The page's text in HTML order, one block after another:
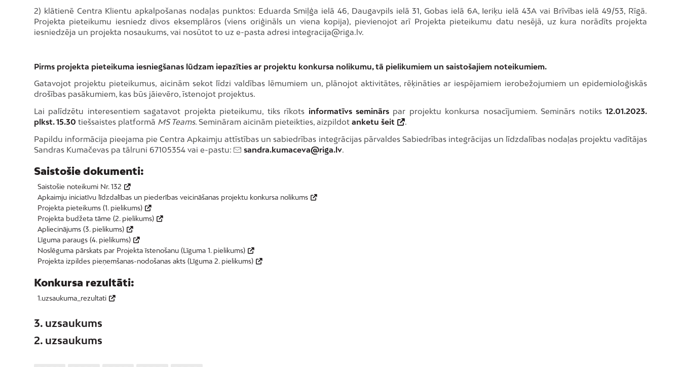
2) klātienē Centra Klientu apkalpošanas nodaļas punktos: Eduarda Smiļģa ielā 46, Daugavpils ielā 31, Gobas ielā 6A, Ieriķu ielā 43A vai Brīvības ielā 49/53, Rīgā.
Projekta pieteikumu iesniedz divos eksemplāros (viens oriģināls un viena kopija), pievienojot arī Projekta pieteikumu datu nesējā, uz kura norādīts projekta
iesniedzēja un projekta nosaukums, vai nosūtot to uz e-pasta adresi integracija@riga.lv.
Pirms projekta pieteikuma iesniegšanas lūdzam iepazīties ar projektu konkursa nolikumu, tā pielikumiem un saistošajiem noteikumiem.
Gatavojot projektu pieteikumus, aicinām sekot līdzi valdības lēmumiem un, plānojot aktivitātes, rēķināties ar iespējamiem ierobežojumiem un epidemioloģiskās
drošības pasākumiem, kas būs jāievēro, īstenojot projektus.
Lai palīdzētu interesentiem sagatavot projekta pieteikumu, tiks rīkots informatīvs seminārspar projektu konkursa nosacījumiem. Seminārs notiks 12.01.2023.
plkst. 15.30 tiešsaistes platformā MS Teams. Semināram aicinām pieteikties, aizpildot anketu šeit
.
Papildu informācija pieejama pie Centra Apkaimju attīstības un sabiedrības integrācijas pārvaldes Sabiedrības integrācijas un līdzdalības nodaļas projektu vadītājas
Sandras Kumačevas pa tālruni 67105354 vai e-pastu:
sandra.kumaceva@riga.lv.
Saistošie dokumenti:
Saistošie noteikumi Nr. 132
Apkaimju iniciatīvu līdzdalības un piederības veicināšanas projektu konkursa nolikums
Projekta pieteikums (1. pielikums)
Projekta budžeta tāme (2. pielikums)
Apliecinājums (3. pielikums)
Līguma paraugs (4. pielikums)
Noslēguma pārskats par Projekta īstenošanu (Līguma 1. pielikums)
Projekta izpildes pieņemšanas-nodošanas akts (Līguma 2. pielikums)
Konkursa rezultāti:
1.uzsaukuma_rezultati
3. uzsaukums
2. uzsaukums